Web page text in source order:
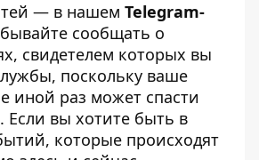
— в нашем Telegram-
сообщать о
свидетелем которых вы
поскольку ваше
иной раз может спасти
вы хотите быть в
которые происходят